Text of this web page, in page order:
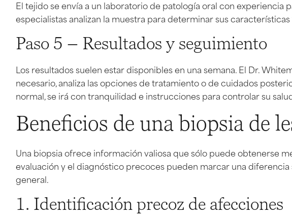
El tejido se envía a un laboratorio de patología oral con experiencia
especialistas analizan la muestra para determinar sus
Paso 5 – Resultados y seguimiento
Los resultados suelen estar disponibles en una semana. El Dr.
necesario, analiza las opciones de tratamiento o de cuidados
normal, se irá con tranquilidad e instrucciones para controlar su
Beneficios de una biopsia de
Una biopsia ofrece información valiosa que sólo puede obtenerse
evaluación y el diagnóstico precoces pueden marcar una
general.
1. Identificación precoz de afecciones